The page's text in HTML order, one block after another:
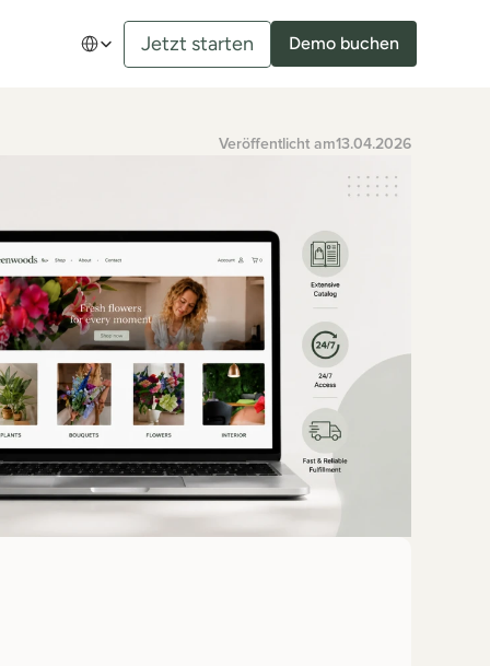
Select Language
Jetzt starten Demo buchen
Veröffentlicht am13.04.2026